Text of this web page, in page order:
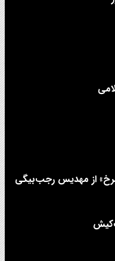
از مهدیس رجب‌بیگی